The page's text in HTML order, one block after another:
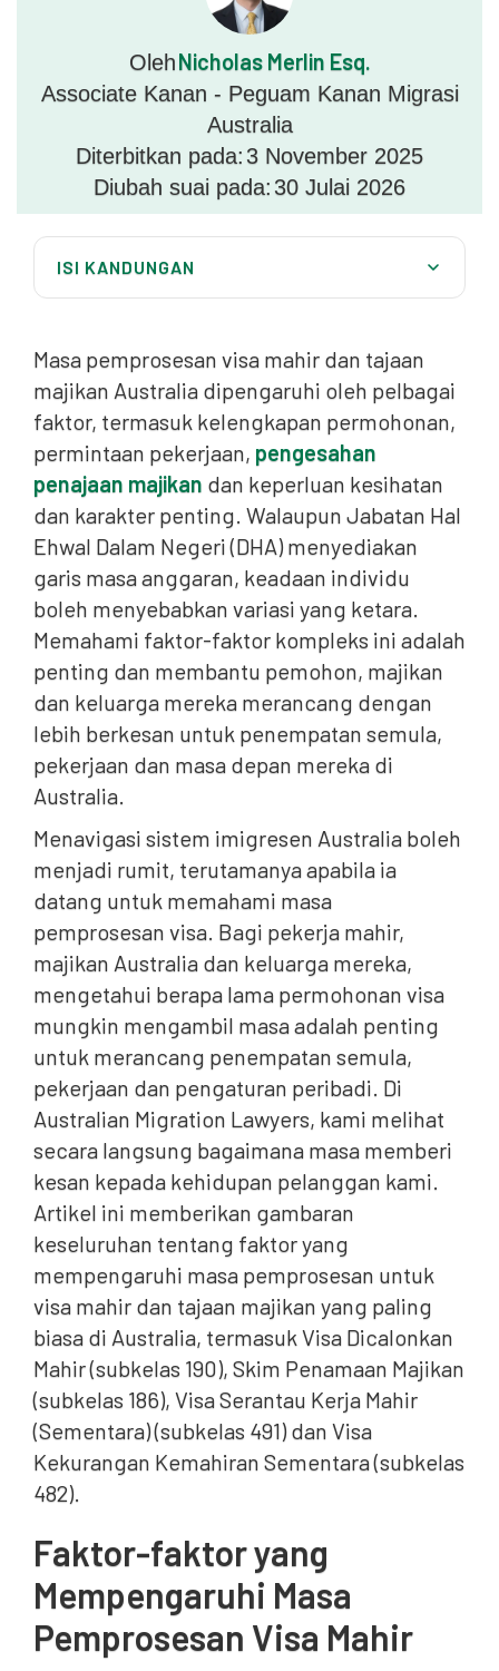
OlehNicholas Merlin Esq.
Associate Kanan - Peguam Kanan Migrasi
Australia
Diterbitkan pada: 3 November 2025
Diubah suai pada: 30 Julai 2026
ISI KANDUNGAN
Masa Pemprosesan Visa Migrasi Mahir
Australia Migration Lawyers can help you all over
Australia
Visa Tajaan Majikan: Laluan ke Penduduk Tetap
Punca Biasa Kelewatan Pemprosesan Visa
Memaksimumkan Prospek Permohonan Visa Anda
Soalan Lazim (FAQ)
Masa pemprosesan visa mahir dan tajaan
majikan Australia dipengaruhi oleh pelbagai
faktor, termasuk kelengkapan permohonan,
permintaan pekerjaan, pengesahan
penajaan majikan dan keperluan kesihatan
dan karakter penting. Walaupun Jabatan Hal
Ehwal Dalam Negeri (DHA) menyediakan
garis masa anggaran, keadaan individu
boleh menyebabkan variasi yang ketara.
Memahami faktor-faktor kompleks ini adalah
penting dan membantu pemohon, majikan
dan keluarga mereka merancang dengan
lebih berkesan untuk penempatan semula,
pekerjaan dan masa depan mereka di
Australia.
Menavigasi sistem imigresen Australia boleh
menjadi rumit, terutamanya apabila ia
datang untuk memahami masa
pemprosesan visa. Bagi pekerja mahir,
majikan Australia dan keluarga mereka,
mengetahui berapa lama permohonan visa
mungkin mengambil masa adalah penting
untuk merancang penempatan semula,
pekerjaan dan pengaturan peribadi. Di
Australian Migration Lawyers, kami melihat
secara langsung bagaimana masa memberi
kesan kepada kehidupan pelanggan kami.
Artikel ini memberikan gambaran
keseluruhan tentang faktor yang
mempengaruhi masa pemprosesan untuk
visa mahir dan tajaan majikan yang paling
biasa di Australia, termasuk Visa Dicalonkan
Mahir (subkelas 190), Skim Penamaan Majikan
(subkelas 186), Visa Serantau Kerja Mahir
(Sementara) (subkelas 491) dan Visa
Kekurangan Kemahiran Sementara (subkelas
482).
Faktor-faktor yang
Mempengaruhi Masa
Pemprosesan Visa Mahir